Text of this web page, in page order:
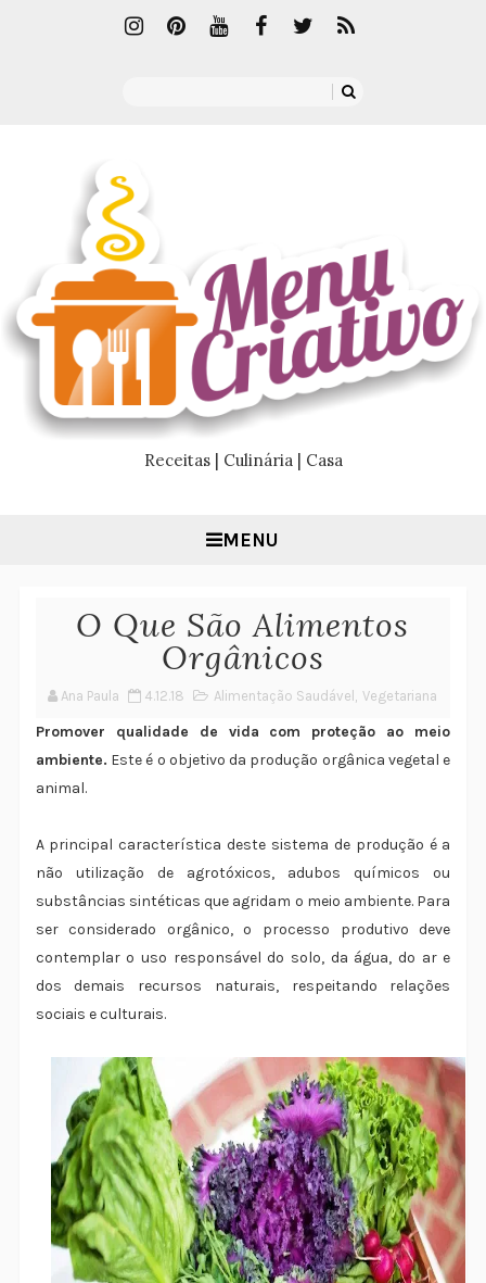
Receitas | Culinária | Casa
MENU
O Que São Alimentos
Orgânicos
Ana Paula 4.12.18 Alimentação Saudável , Vegetariana
Promover qualidade de vida com proteção ao meio
ambiente. Este é o objetivo da produção orgânica vegetal e
animal.
A principal característica deste sistema de produção é a
não utilização de agrotóxicos, adubos químicos ou
substâncias sintéticas que agridam o meio ambiente. Para
ser considerado orgânico, o processo produtivo deve
contemplar o uso responsável do solo, da água, do ar e
dos demais recursos naturais, respeitando relações
sociais e culturais.